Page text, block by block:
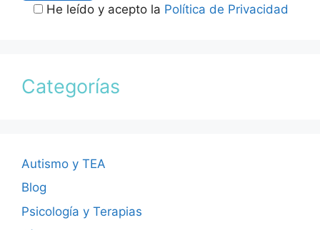
He leído y acepto la Política de Privacidad
Categorías
Autismo y TEA
Blog
Psicología y Terapias